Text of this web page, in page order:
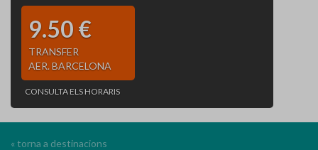
9.50 €
TRANSFER
AER. BARCELONA
CONSULTA ELS HORARIS
« torna a destinacions